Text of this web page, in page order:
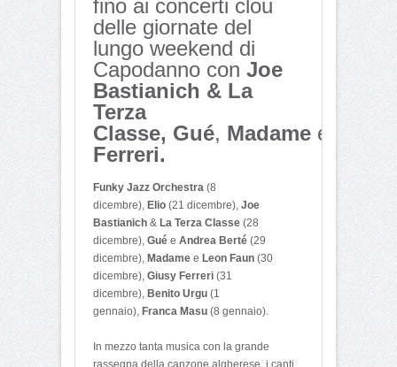
fino ai concerti clou
delle giornate del
lungo weekend di
Capodanno con Joe
Bastianich & La
Terza
Classe, Gué, Madame e
Giusy
Ferreri.
Funky Jazz Orchestra (8
dicembre), Elio (21 dicembre), Joe
Bastianich & La Terza Classe (28
dicembre), Gué e Andrea Berté (29
dicembre), Madame e Leon Faun (30
dicembre), Giusy Ferreri (31
dicembre), Benito Urgu (1
gennaio), Franca Masu (8 gennaio).
In mezzo tanta musica con la grande
rassegna della canzone algherese, i canti